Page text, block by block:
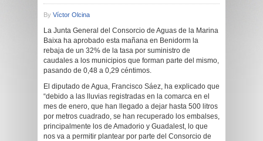
By Víctor Olcina
La Junta General del Consorcio de Aguas de la Marina
Baixa ha aprobado esta mañana en Benidorm la
rebaja de un 32% de la tasa por suministro de
caudales a los municipios que forman parte del mismo,
pasando de 0,48 a 0,29 céntimos.
El diputado de Agua, Francisco Sáez, ha explicado que
“debido a las lluvias registradas en la comarca en el
mes de enero, que han llegado a dejar hasta 500 litros
por metros cuadrado, se han recuperado los embalses,
principalmente los de Amadorio y Guadalest, lo que
nos va a permitir plantear por parte del Consorcio de